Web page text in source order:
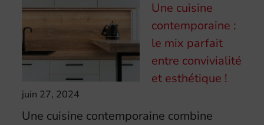
Une cuisine
contemporaine :
le mix parfait
entre convivialité
et esthétique !
juin 27, 2024
Une cuisine contemporaine combine